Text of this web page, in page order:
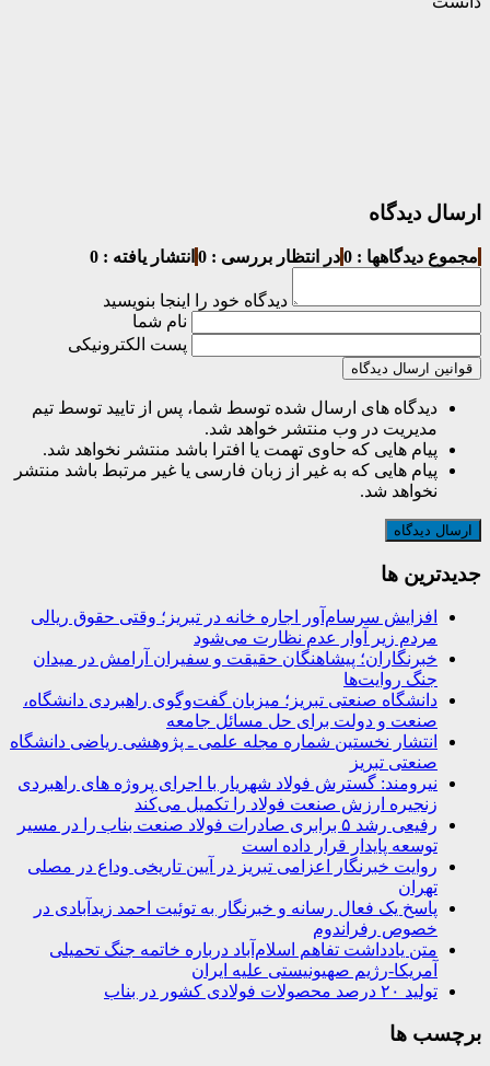
ارسال دیدگاه
مجموع دیدگاهها : 0 در انتظار بررسی : 0 انتشار یافته : 0
دیدگاه خود را اینجا بنویسید
نام شما
پست الکترونیکی
قوانین ارسال دیدگاه
دیدگاه های ارسال شده توسط شما، پس از تایید توسط تیم
مدیریت در وب منتشر خواهد شد.
پیام هایی که حاوی تهمت یا افترا باشد منتشر نخواهد شد.
پیام هایی که به غیر از زبان فارسی یا غیر مرتبط باشد منتشر
نخواهد شد.
جديدترين ها
افزایش سرسام‌آور اجاره خانه در تبریز؛ وقتی حقوق ریالی
مردم زیر آوار عدم نظارت می‌شود
خبرنگاران؛ پیشاهنگان حقیقت و سفیران آرامش در میدان
جنگ روایت‌ها
دانشگاه صنعتی تبریز؛ میزبان گفت‌وگوی راهبردی دانشگاه،
صنعت و دولت برای حل مسائل جامعه
انتشار نخستین شماره مجله علمی ـ پژوهشی ریاضی دانشگاه
صنعتی تبریز
نیرومند: گسترش فولاد شهریار با اجرای پروژه های راهبردی
زنجیره ارزش صنعت فولاد را تکمیل می‌کند
رفیعی رشد ۵ برابری صادرات فولاد صنعت بناب را در مسیر
توسعه پایدار قرار داده است
روایت خبرنگار اعزامی تبریز در آیین تاریخی وداع در مصلی
تهران
پاسخ یک فعال رسانه و خبرنگار به توئیت احمد زیدآبادی در
خصوص رفراندوم
متن یادداشت تفاهم اسلام‌آباد درباره خاتمه جنگ تحمیلی
آمریکا-رژیم صهیونیستی علیه ایران
تولید ۲۰ درصد محصولات فولادی کشور در بناب
برچسب ها